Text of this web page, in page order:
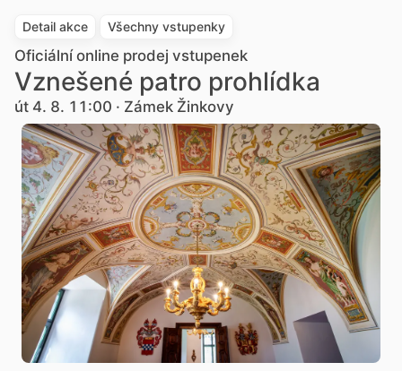
Detail akce Všechny vstupenky
Oficiální online prodej vstupenek
Vznešené patro prohlídka
út 4. 8. 11:00 · Zámek Žinkovy